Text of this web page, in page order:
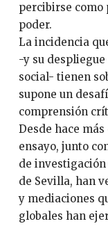
percibirse como
poder.
La incidencia
-y su
social- tienen
supone un
comprensión
Desde hace
ensayo, junto
de investigación
de Sevilla, han
y mediaciones
globales han